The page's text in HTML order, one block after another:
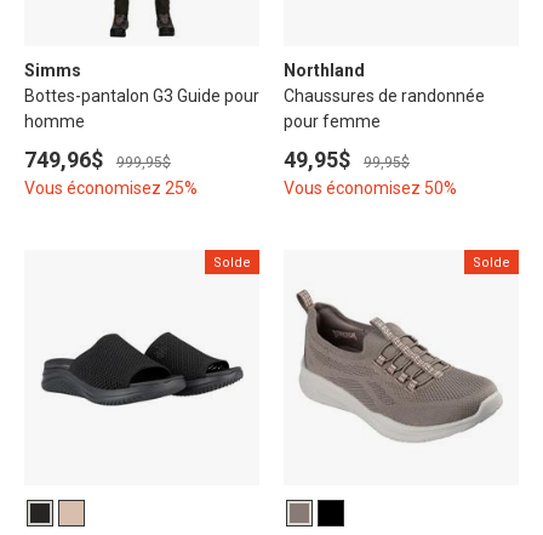
Simms
Bottes-pantalon G3 Guide pour
homme
749,96$ 999,95$
Vous économisez 25%
Northland
Chaussures de randonnée
pour femme
49,95$ 99,95$
Vous économisez 50%
Solde Solde